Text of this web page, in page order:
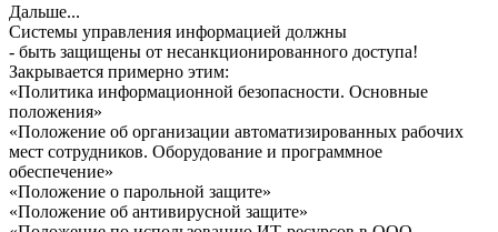
Дальше...
Системы управления информацией должны
- быть защищены от несанкционированного доступа!
Закрывается примерно этим:
«Политика информационной безопасности. Основные
положения»
«Положение об организации автоматизированных рабочих
мест сотрудников. Оборудование и программное
обеспечение»
«Положение о парольной защите»
«Положение об антивирусной защите»